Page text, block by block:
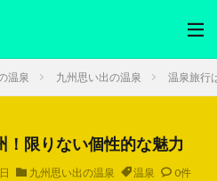
温泉 九州思い出の温泉 温泉旅行
限りない個性的な魅力
九州思い出の温泉 温泉 0件